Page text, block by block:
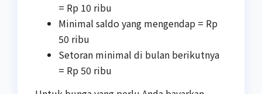
= Rp 10 ribu
Minimal saldo yang mengendap = Rp
50 ribu
Setoran minimal di bulan berikutnya
= Rp 50 ribu